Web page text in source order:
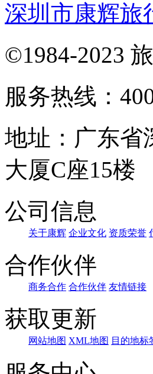
深圳市康辉旅
©1984-2023
服务热线：
地址：广东省
大厦C座15楼
公司信息
关于康辉 企业文化 资质荣誉
合作伙伴
商务合作 合作伙伴 友情链接
获取更新
网站地图 XML地图 目的地标